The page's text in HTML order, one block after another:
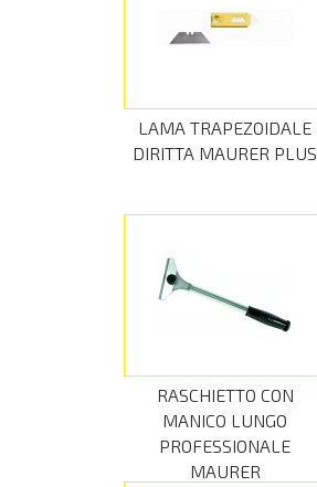
LAMA TRAPEZOIDALE
DIRITTA MAURER PLUS
RASCHIETTO CON
MANICO LUNGO
PROFESSIONALE
MAURER